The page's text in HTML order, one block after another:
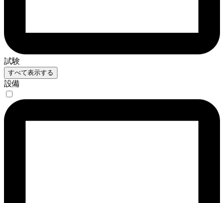
試験
すべて表示する
設備